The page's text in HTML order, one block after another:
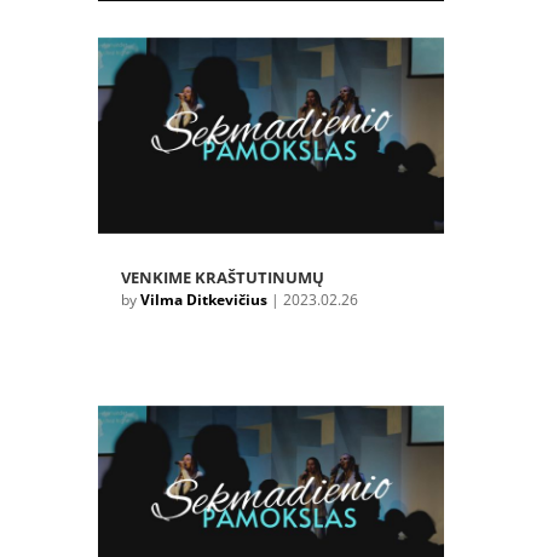
VENKIME KRAŠTUTINUMŲ
byVilma Ditkevičius| 2023.02.26